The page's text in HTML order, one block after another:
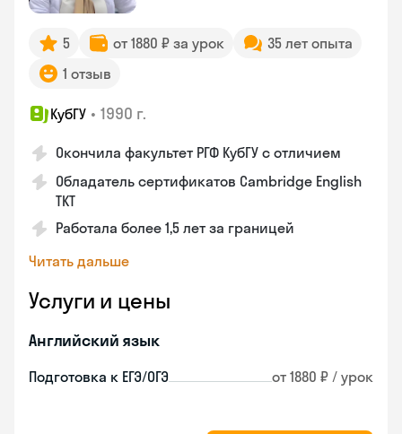
5 от 1880 ₽ за урок
35 лет опыта
1 отзыв
КубГУ • 1990 г.
Окончила факультет РГФ КубГУ с отличием
Обладатель сертификатов Cambridge English
TKT
Работала более 1,5 лет за границей
Читать дальше
Услуги и цены
Английский язык
Подготовка к ЕГЭ/ОГЭ от 1880 ₽ / урок